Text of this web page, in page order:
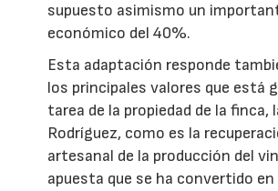
supuesto asimismo un
económico del 40%.
Esta adaptación responde
los principales valores que está
tarea de la propiedad de la finca,
Rodríguez, como es la
artesanal de la producción del
apuesta que se ha convertido en